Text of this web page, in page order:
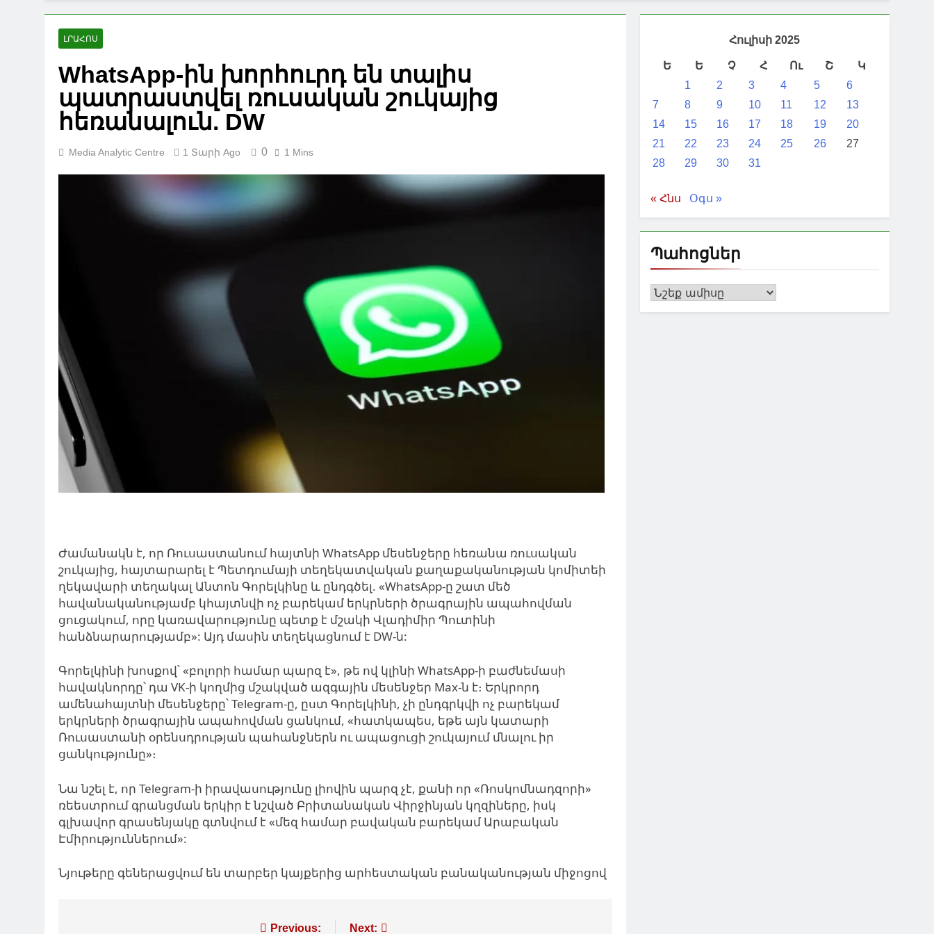
ԼՐԱՀՈՍ
WhatsApp-ին խորհուրդ են տալիս
պատրաստվել ռուսական շուկայից
հեռանալուն. DW
Media Analytic Centre 1 Տարի Ago 0 1 Mins
Ժամանակն է, որ Ռուսաստանում հայտնի WhatsApp մեսենջերը հեռանա ռուսական
շուկայից, հայտարարել է Պետդումայի տեղեկատվական քաղաքականության կոմիտեի
ղեկավարի տեղակալ Անտոն Գորելկինը և ընդգծել. «WhatsApp-ը շատ մեծ
հավանականությամբ կհայտնվի ոչ բարեկամ երկրների ծրագրային ապահովման
ցուցակում, որը կառավարությունը պետք է մշակի Վլադիմիր Պուտինի
հանձնարարությամբ»: Այդ մասին տեղեկացնում է DW-ն:
Գորելկինի խոսքով՝ «բոլորի համար պարզ է», թե ով կլինի WhatsApp-ի բաժնեմասի
հավակնորդը՝ դա VK-ի կողմից մշակված ազգային մեսենջեր Max-ն է։ Երկրորդ
ամենահայտնի մեսենջերը՝ Telegram-ը, ըստ Գորելկինի, չի ընդգրկվի ոչ բարեկամ
երկրների ծրագրային ապահովման ցանկում, «հատկապես, եթե այն կատարի
Ռուսաստանի օրենսդրության պահանջներն ու ապացուցի շուկայում մնալու իր
ցանկությունը»։
Նանշել է, որ Telegram-ի իրավասությունը լիովին պարզ չէ, քանի որ «Ռոսկոմնադզորի»
ռեեստրում գրանցման երկիր է նշված Բրիտանական Վիրջինյան կղզիները, իսկ
գլխավոր գրասենյակը գտնվում է «մեզ համար բավական բարեկամ Արաբական
Էմիրություններում»:
Նյութերը գեներացվում են տարբեր կայքերից արհեստական բանականության միջոցով
Previous: Next:
Հուլիսի 2025
Ե Ե Չ Հ Ու Շ
Կ
1
2 3 4 5
6
7
8 9 10 11 12
13
14
15 16 17 18 19
20
21
22 23 24 25 26
27
28
29 30 31
« Հնս Օգս »
Պահոցներ
Պահոցներ